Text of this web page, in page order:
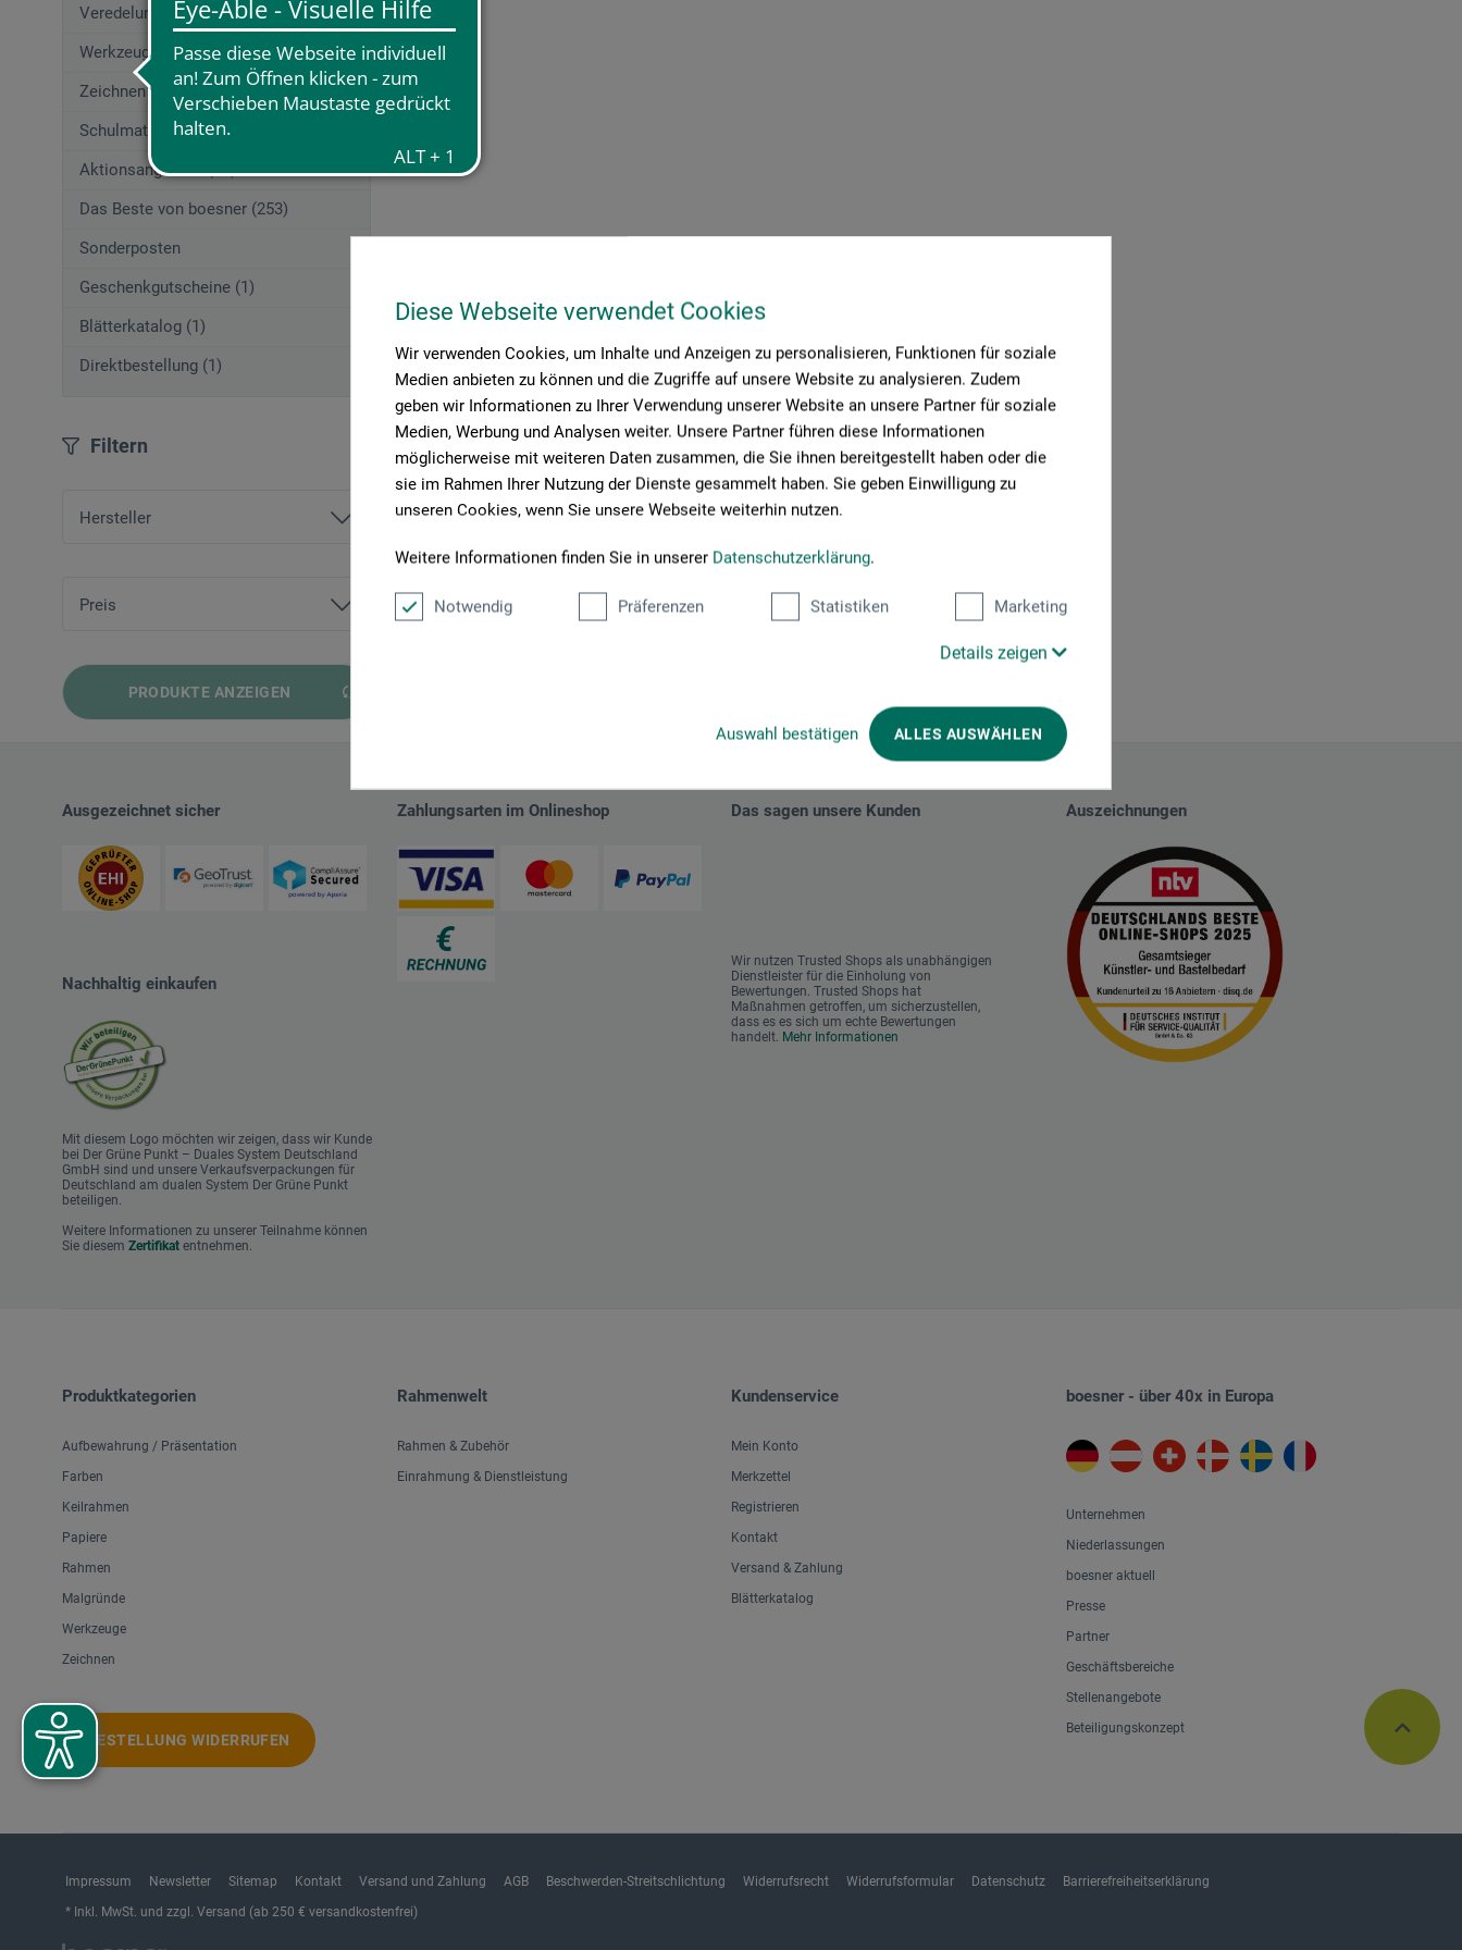
Diese Webseite verwendet Cookies
Wir verwenden Cookies, um Inhalte und Anzeigen zu personalisieren, Funktionen für soziale
Medien anbieten zu können und die Zugriffe auf unsere Website zu analysieren. Zudem
geben wir Informationen zu Ihrer Verwendung unserer Website an unsere Partner für soziale
Medien, Werbung und Analysen weiter. Unsere Partner führen diese Informationen
möglicherweise mit weiteren Daten zusammen, die Sie ihnen bereitgestellt haben oder die
sie im Rahmen Ihrer Nutzung der Dienste gesammelt haben. Sie geben Einwilligung zu
unseren Cookies, wenn Sie unsere Webseite weiterhin nutzen.
Weitere Informationen finden Sie in unserer Datenschutzerklärung.
Notwendig Präferenzen Statistiken Marketing
Details zeigen
Auswahl bestätigen ALLES AUSWÄHLEN
Veredelungstechniken (83)
Werkzeuge (167)
Zeichnen (580)
Schulmaterial (195)
Aktionsangebote (29)
Das Beste von boesner (253)
Sonderposten
Geschenkgutscheine (1)
Blätterkatalog (1)
Direktbestellung (1)
Filtern
Hersteller
Preis
PRODUKTE ANZEIGEN
Ausgezeichnet sicher
Nachhaltig einkaufen
Mit diesem Logo möchten wir zeigen, dass wir Kunde
bei Der Grüne Punkt – Duales System Deutschland
GmbH sind und unsere Verkaufsverpackungen für
Deutschland am dualen System Der Grüne Punkt
beteiligen.
Weitere Informationen zu unserer Teilnahme können
Sie diesem Zertifikat entnehmen.
Zahlungsarten im Onlineshop Das sagen unsere Kunden
Wir nutzen Trusted Shops als unabhängigen
Dienstleister für die Einholung von
Bewertungen. Trusted Shops hat
Maßnahmen getroffen, um sicherzustellen,
dass es es sich um echte Bewertungen
handelt. Mehr Informationen
Auszeichnungen
Produktkategorien
Aufbewahrung / Präsentation
Farben
Keilrahmen
Papiere
Rahmen
Malgründe
Werkzeuge
Zeichnen
BESTELLUNG WIDERRUFEN
Rahmenwelt
Rahmen & Zubehör
Einrahmung & Dienstleistung
Kundenservice
Mein Konto
Merkzettel
Registrieren
Kontakt
Versand & Zahlung
Blätterkatalog
boesner - über 40x in Europa
Unternehmen
Niederlassungen
boesner aktuell
Presse
Partner
Geschäftsbereiche
Stellenangebote
Beteiligungskonzept
Impressum Newsletter Sitemap Kontakt Versand und Zahlung AGB Beschwerden-Streitschlichtung Widerrufsrecht Widerrufsformular Datenschutz
Barrierefreiheitserklärung
* Inkl. MwSt. und zzgl. Versand (ab 250 € versandkostenfrei)